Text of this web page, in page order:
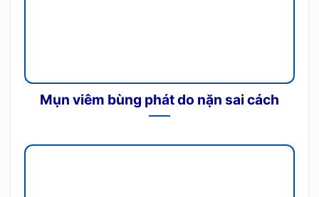
Mụn viêm bùng phát do nặn sai cách